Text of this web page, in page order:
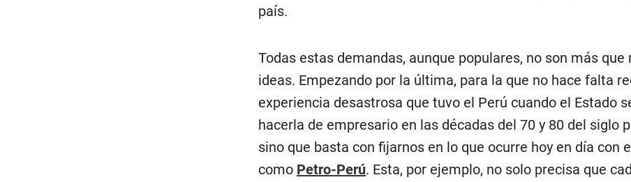
país.
Todas estas demandas, aunque populares, no son más que
ideas. Empezando por la última, para la que no hace falta
experiencia desastrosa que tuvo el Perú cuando el Estado
hacerla de empresario en las décadas del 70 y 80 del siglo
sino que basta con fijarnos en lo que ocurre hoy en día con
como Petro-Perú. Esta, por ejemplo, no solo precisa que